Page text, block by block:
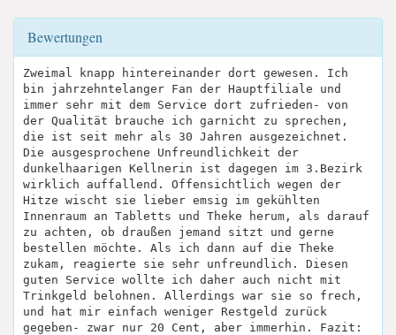
Bewertungen
Zweimal knapp hintereinander dort gewesen. Ich
bin jahrzehntelanger Fan der Hauptfiliale und
immer sehr mit dem Service dort zufrieden- von
der Qualität brauche ich garnicht zu sprechen,
die ist seit mehr als 30 Jahren ausgezeichnet.
Die ausgesprochene Unfreundlichkeit der
dunkelhaarigen Kellnerin ist dagegen im 3.Bezirk
wirklich auffallend. Offensichtlich wegen der
Hitze wischt sie lieber emsig im gekühlten
Innenraum an Tabletts und Theke herum, als darauf
zu achten, ob draußen jemand sitzt und gerne
bestellen möchte. Als ich dann auf die Theke
zukam, reagierte sie sehr unfreundlich. Diesen
guten Service wollte ich daher auch nicht mit
Trinkgeld belohnen. Allerdings war sie so frech,
und hat mir einfach weniger Restgeld zurück
gegeben- zwar nur 20 Cent, aber immerhin. Fazit: